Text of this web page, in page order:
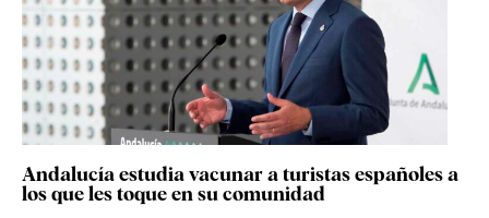
Andalucía estudia vacunar a turistas españoles a
los que les toque en su comunidad